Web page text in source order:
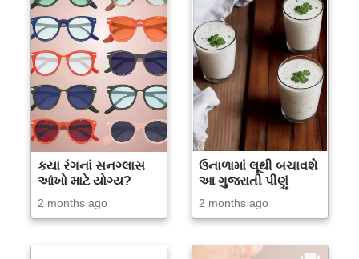
કયા રંગનાં સનગ્લાસ
આંખો માટે યોગ્ય?
2 months ago
ઉનાળામાં લૂથી બચાવશે
આ ગુજરાતી પીણું
2 months ago